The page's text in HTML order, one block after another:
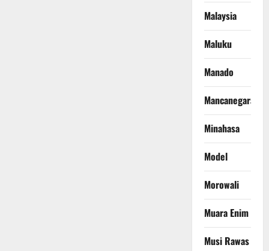
Malaysia
Maluku
Manado
Mancanegara
Minahasa
Model
Morowali
Muara Enim
Musi Rawas